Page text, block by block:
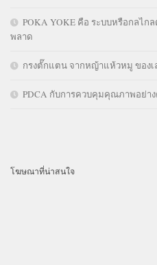
POKA YOKE คือ ระบบหรือกลไก
พลาด
กรงตั๊กแตน จากหญ้าแห้วหมู ของ
PDCA กับการควบคุมคุณภาพอย่าง
โฆษณาที่น่าสนใจ